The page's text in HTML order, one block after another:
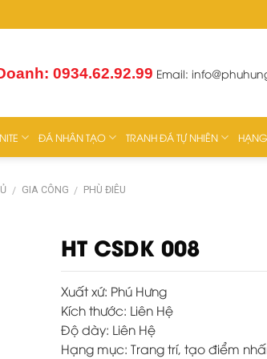
0934.62.92.99 Email:
ĐÁ NHÂN TẠO TRANH ĐÁ TỰ NHIÊN
/ GIA CÔNG / PHÙ ĐIÊU
HT CSDK 008
Xuất xứ: Phú Hưng
Kích thước: Liên Hệ
Độ dày: Liên Hệ
Hạng mục: Trang trí, tạo điểm